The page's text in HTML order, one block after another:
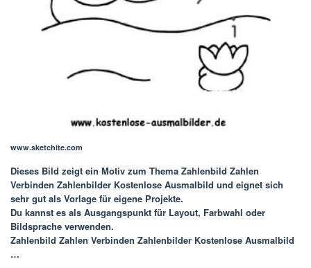
www.sketchite.com
Dieses Bild zeigt ein Motiv zum Thema Zahlenbild Zahlen
Verbinden Zahlenbilder Kostenlose Ausmalbild und eignet sich
sehr gut als Vorlage für eigene Projekte.
Du kannst es als Ausgangspunkt für Layout, Farbwahl oder
Bildsprache verwenden.
Zahlenbild Zahlen Verbinden Zahlenbilder Kostenlose Ausmalbild
…